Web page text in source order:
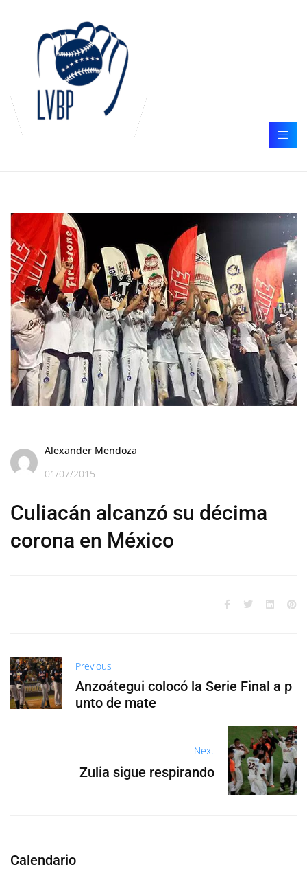
Alexander Mendoza
01/07/2015
Culiacán alcanzó su décima
corona en México
Previous
Anzoátegui colocó la Serie Final a p
unto de mate
Next
Zulia sigue respirando
Calendario